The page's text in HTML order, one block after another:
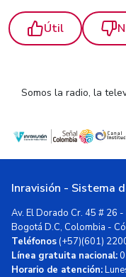
Útil
Somos la radio, la
Inravisión - Sistema
Av. El Dorado Cr. 45 # 26 -
Bogotá D.C, Colombia -
Teléfonos(+57)(601)
Línea gratuita nacional:
Horario de atención: